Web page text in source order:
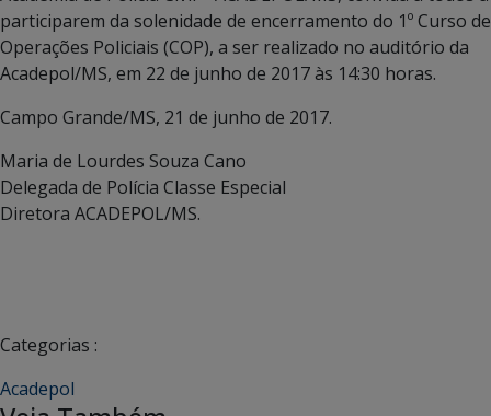
participarem da solenidade de encerramento do 1º Curso de
Operações Policiais (COP), a ser realizado no auditório da
Acadepol/MS, em 22 de junho de 2017 às 14:30 horas.
Campo Grande/MS, 21 de junho de 2017.
Maria de Lourdes Souza Cano
Delegada de Polícia Classe Especial
Diretora ACADEPOL/MS.
Categorias :
Acadepol